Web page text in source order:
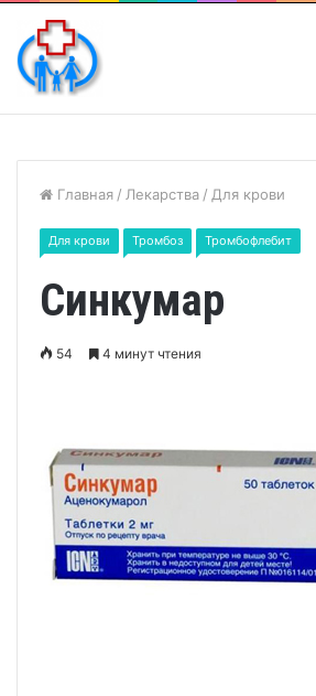
Главная / Лекарства / Для крови
Для крови Тромбоз Тромбофлебит
Синкумар
54 4 минут чтения